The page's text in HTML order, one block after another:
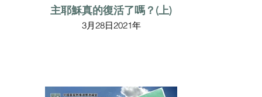
主耶穌真的復活了嗎？(上)
3月28日2021年